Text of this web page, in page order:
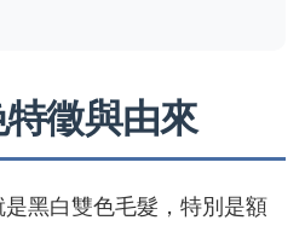
徵與由來
黑白雙色毛髮，特別是額